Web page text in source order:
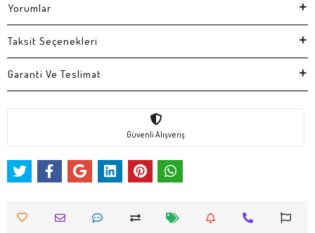
Yorumlar
Taksit Seçenekleri
Garanti Ve Teslimat
Güvenli Alışveriş